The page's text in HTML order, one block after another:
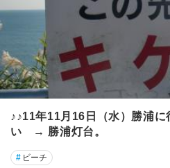
♪♪11年11月16日（水）勝浦
い → 勝浦灯台。
# ビーチ